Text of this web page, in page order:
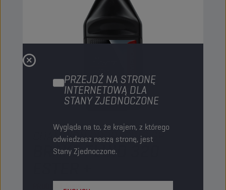
PRZEJDŹ NA STRONĘ
INTERNETOWĄ DLA
STANY ZJEDNOCZONE
Wygląda na to, że krajem, z którego
odwiedzasz naszą stronę, jest
Stany Zjednoczone.
CHAMPIONPRORACING GP
BRAKE FLUID 320